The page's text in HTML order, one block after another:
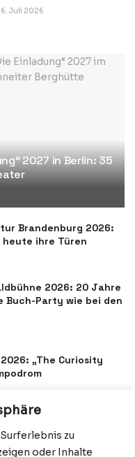
zu
oder Inhalte
Juli 2026
2027 in Berlin: 35
Brandenburg 2026:
ihre Türen
2026: 20 Jahre
Buch-Party wie bei den
„The Curiosity